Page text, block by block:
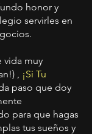
honor y
servirles en
vida muy
,
¡Si Tu
paso que doy
para que hagas
tus sueños y